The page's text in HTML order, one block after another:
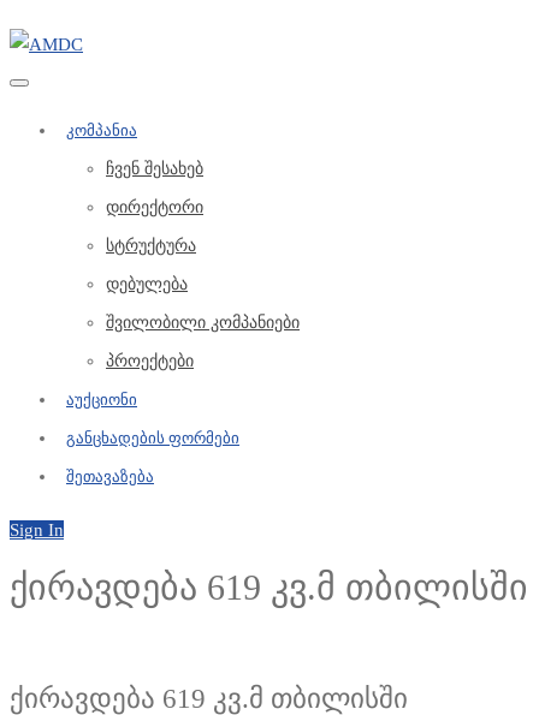
კომპანია
ჩვენ შესახებ
დირექტორი
სტრუქტურა
დებულება
შვილობილი კომპანიები
პროექტები
აუქციონი
განცხადების ფორმები
შეთავაზება
Sign In
ქირავდება 619 კვ.მ თბილისში
ქირავდება 619 კვ.მ თბილისში